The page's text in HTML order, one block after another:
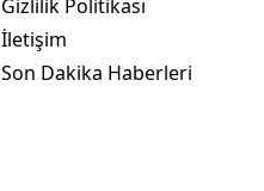
Gizlilik Politikası
İletişim
Son Dakika Haberleri